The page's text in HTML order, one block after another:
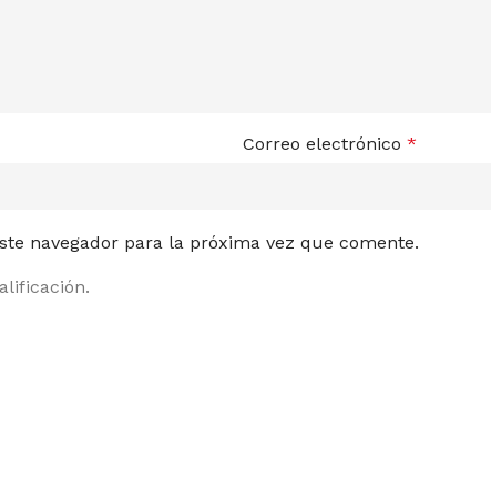
Correo electrónico *
navegador para la próxima vez que comente.